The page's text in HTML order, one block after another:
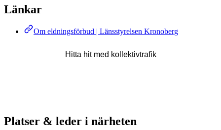
Länkar
Om eldningsförbud | Länsstyrelsen Kronoberg
Hitta hit med kollektivtrafik
Platser & leder i närheten